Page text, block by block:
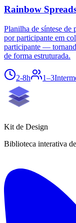
Rainbow
Planilha de síntese de
por participante em
participante —
de forma estruturada.
2-8h 1–3
Kit de Design
Biblioteca interativa